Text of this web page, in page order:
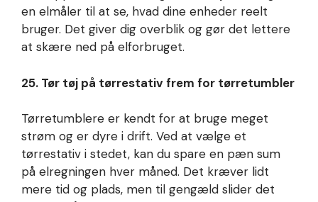
en elmåler til at se, hvad dine enheder reelt
bruger. Det giver dig overblik og gør det lettere
at skære ned på elforbruget.
25. Tør tøj på tørrestativ frem for tørretumbler
Tørretumblere er kendt for at bruge meget
strøm og er dyre i drift. Ved at vælge et
tørrestativ i stedet, kan du spare en pæn sum
på elregningen hver måned. Det kræver lidt
mere tid og plads, men til gengæld slider det